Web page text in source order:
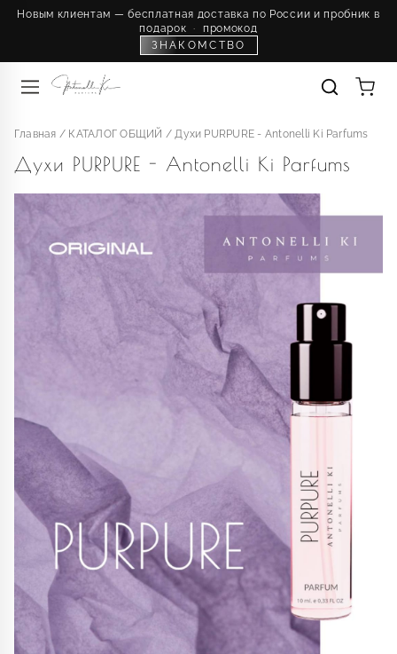
Новым клиентам — бесплатная доставка по России и пробник в
подарок ·
промокод
ЗНАКОМСТВО
Главная / КАТАЛОГ ОБЩИЙ /Духи PURPURE - Antonelli Ki Parfums
Духи PURPURE - Antonelli Ki Parfums